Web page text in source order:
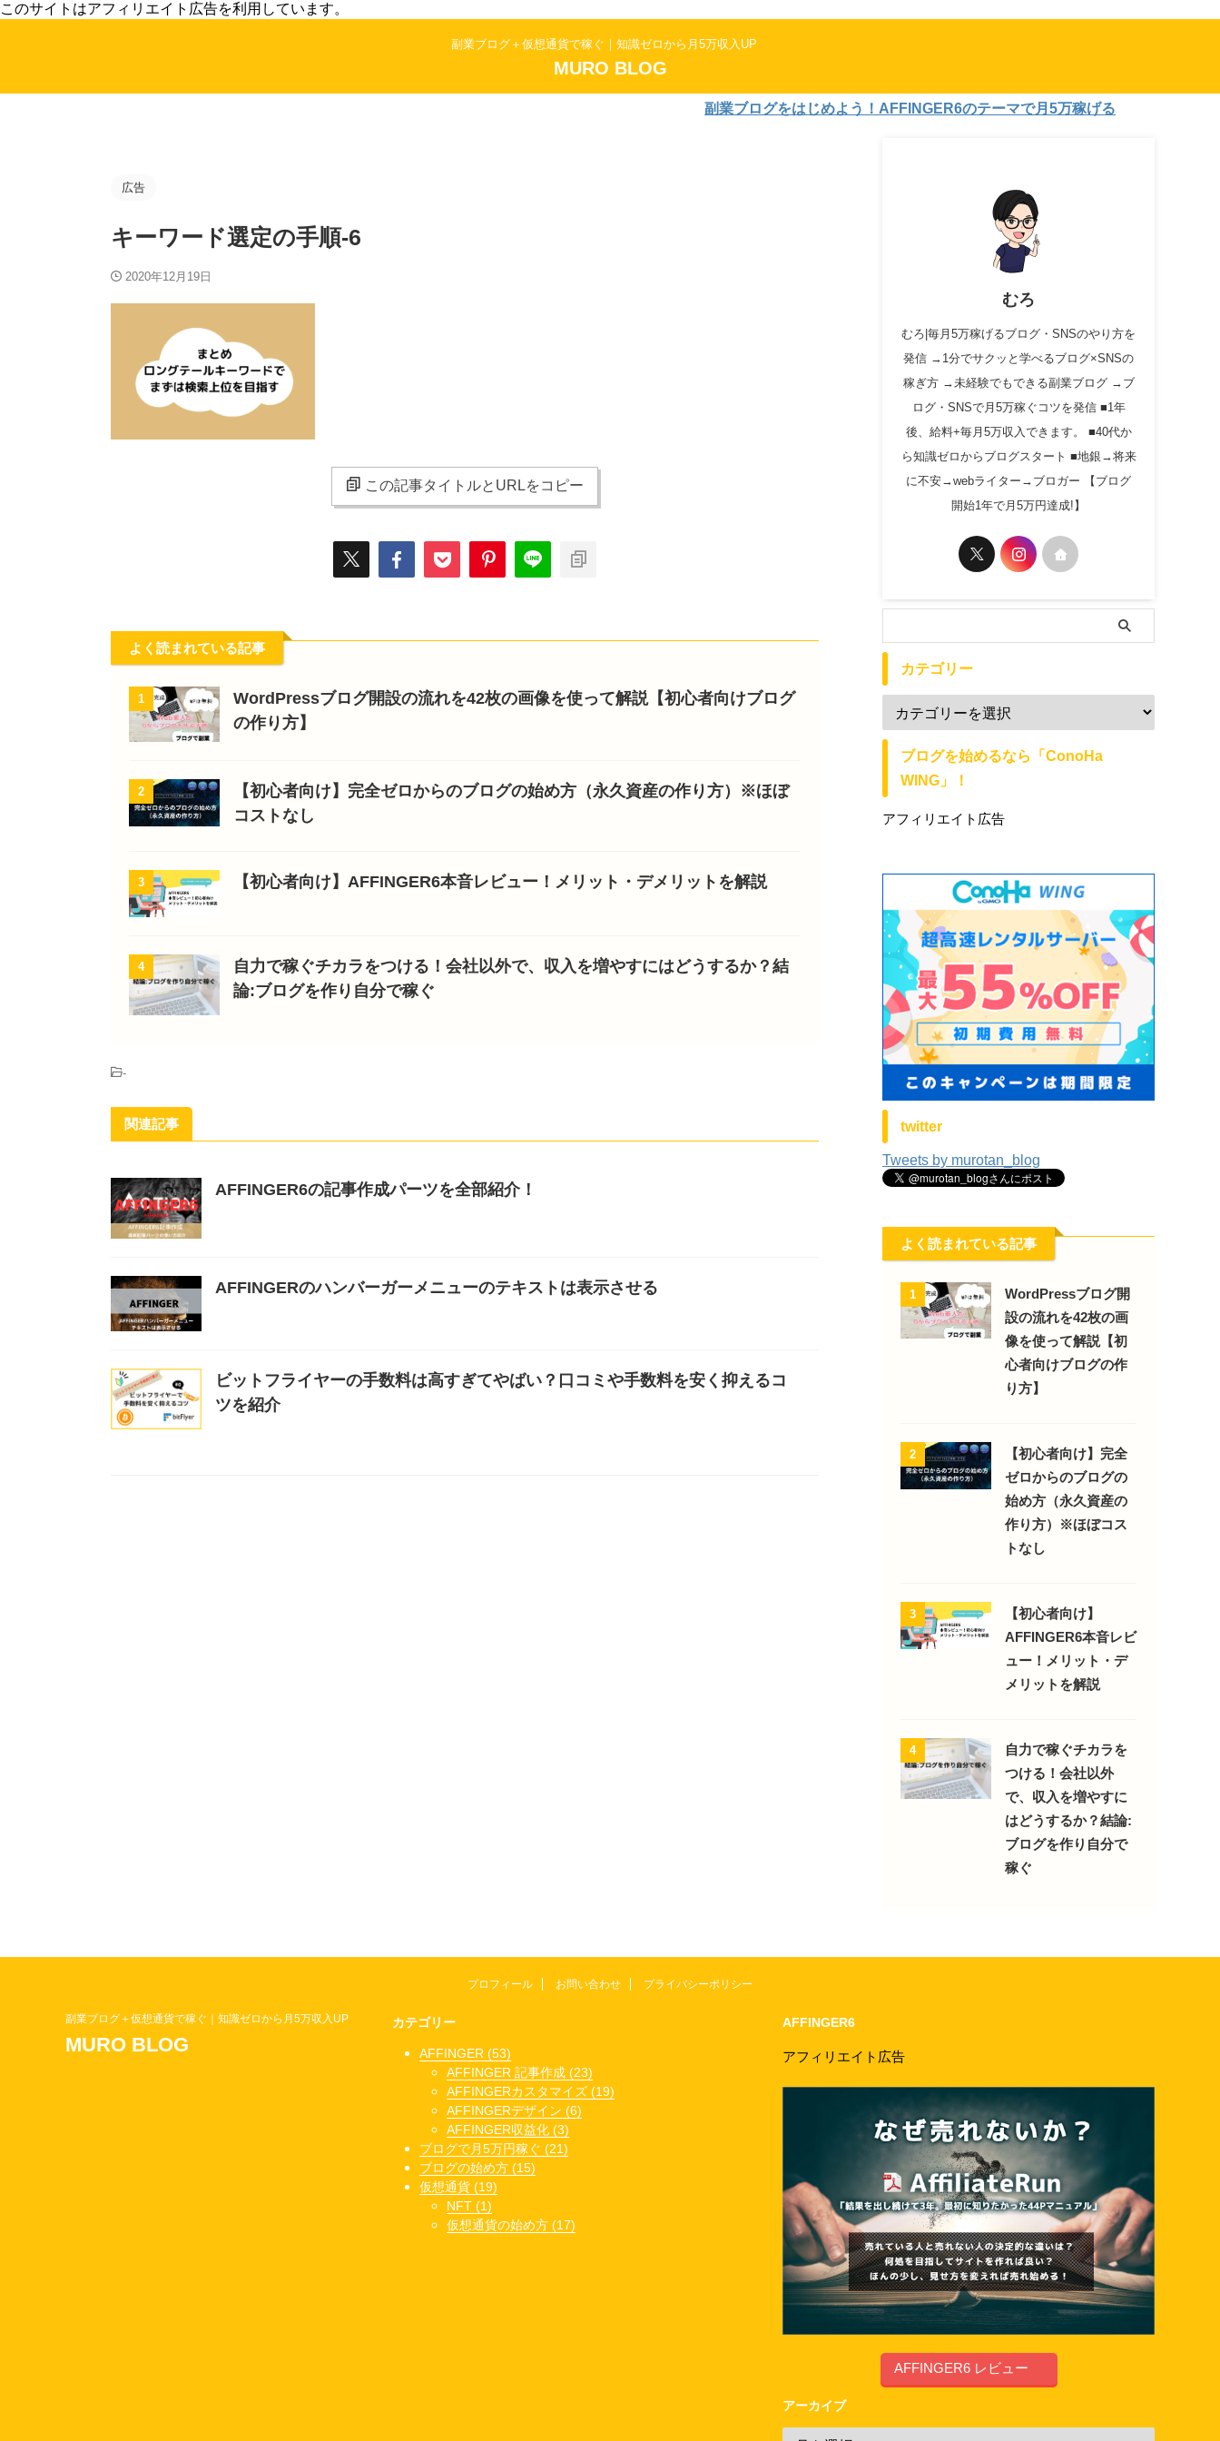
このサイトはアフィリエイト広告を利用しています。
副業ブログ＋仮想通貨で稼ぐ｜知識ゼロから月5万収入UP
MURO BLOG
副業ブログをはじめよう！AFFINGER6のテーマで月5万稼げる
広告
キーワード選定の手順-6
2020年12月19日
この記事タイトルとURLをコピー
よく読まれている記事
1
WordPressブログ開設の流れを42枚の画像を使って解説【初心者向けブログ
の作り方】
2
【初心者向け】完全ゼロからのブログの始め方（永久資産の作り方）※ほぼ
コストなし
3 【初心者向け】AFFINGER6本音レビュー！メリット・デメリットを解説
4
自力で稼ぐチカラをつける！会社以外で、収入を増やすにはどうするか？結
論:ブログを作り自分で稼ぐ
-
関連記事
AFFINGER6の記事作成パーツを全部紹介！
AFFINGERのハンバーガーメニューのテキストは表示させる
ビットフライヤーの手数料は高すぎてやばい？口コミや手数料を安く抑えるコ
ツを紹介
むろ
むろ|毎月5万稼げるブログ・SNSのやり方を
発信 →1分でサクッと学べるブログ×SNSの
稼ぎ方 →未経験でもできる副業ブログ →ブ
ログ・SNSで月5万稼ぐコツを発信 ■1年
後、給料+毎月5万収入できます。 ■40代か
ら知識ゼロからブログスタート ■地銀→将来
に不安→webライター→ブロガー 【ブログ
開始1年で月5万円達成!】
カテゴリー
ブログを始めるなら「ConoHa
WING」！
アフィリエイト広告
twitter
Tweets by murotan_blog
よく読まれている記事
1
WordPressブログ開
設の流れを42枚の画
像を使って解説【初
心者向けブログの作
り方】
2
【初心者向け】完全
ゼロからのブログの
始め方（永久資産の
作り方）※ほぼコス
トなし
3
【初心者向け】
AFFINGER6本音レビ
ュー！メリット・デ
メリットを解説
4
自力で稼ぐチカラを
つける！会社以外
で、収入を増やすに
はどうするか？結論:
ブログを作り自分で
稼ぐ
プロフィール お問い合わせ プライバシーポリシー
カテゴリー
AFFINGER (53)
AFFINGER 記事作成 (23)
AFFINGERカスタマイズ (19)
AFFINGERデザイン (6)
AFFINGER収益化 (3)
ブログで月5万円稼ぐ (21)
ブログの始め方 (15)
仮想通貨 (19)
NFT (1)
仮想通貨の始め方 (17)
AFFINGER6
アフィリエイト広告
AFFINGER6 レビュー
アーカイブ
副業ブログ＋仮想通貨で稼ぐ｜知識ゼロから月5万収入UP
MURO BLOG